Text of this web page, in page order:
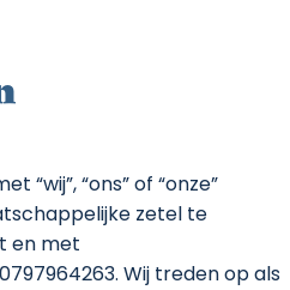
“wij”, “ons” of “onze”
zetel te
en met
Wij treden op als